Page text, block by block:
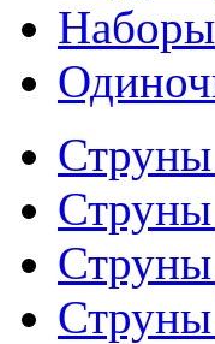
Наборы
Струны
Струны
Струны
Струны